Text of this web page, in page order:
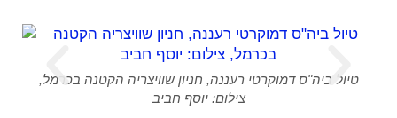
טיול ביה"ס דמוקרטי רעננה, חניון שוויצריה הקטנה בכרמל,
צילום: יוסף חביב